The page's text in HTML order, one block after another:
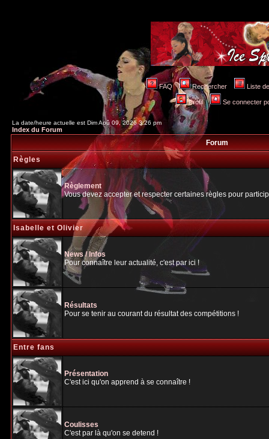
FAQ Rechercher Liste
Profil Se connecter
La date/heure actuelle est Dim Aoû 09, 2026 3:26 pm
Index du Forum
Forum
Règles
Règlement
Vous devez accepter et respecter certaines règles pour
Isabelle et Olivier
News / Infos
Pour connaître leur actualité, c'est par ici !
Résultats
Pour se tenir au courant du résultat des compétitions !
Entre fans
Présentation
C'est ici qu'on apprend à se connaître !
Coulisses
C'est par là qu'on se detend !